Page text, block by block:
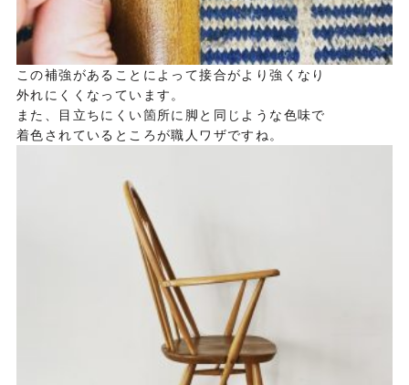
この補強があることによって接合がより強くなり
外れにくくなっています。
また、目立ちにくい箇所に脚と同じような色味で
着色されているところが職人ワザですね。